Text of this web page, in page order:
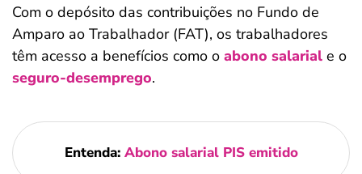
Com o depósito das contribuições no Fundo de
Amparo ao Trabalhador (FAT), os trabalhadores
têm acesso a benefícios como o abono salarial e o
seguro-desemprego.
Entenda: Abono salarial PIS emitido